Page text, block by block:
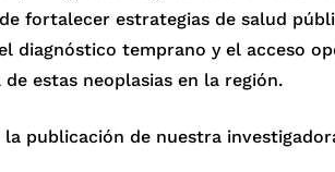
fortalecer estrategias de salud
diagnóstico temprano y el acceso
estas neoplasias en la región.
publicación de nuestra